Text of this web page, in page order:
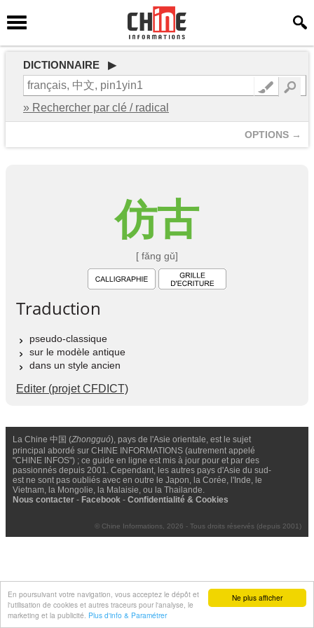
Ne plus afficher
En poursuivant votre navigation, vous acceptez le dépôt et
l'utilisation de cookies et autres traceurs pour l'analyse, le
marketing et la publicité. Plus d'info & Paramétrer
DICTIONNAIRE ▶
» Rechercher par clé / radical
OPTIONS →
仿古
[ fǎng gǔ]
Traduction
pseudo-classique
sur le modèle antique
dans un style ancien
Editer (projet CFDICT)
La Chine 中国 (Zhongguó), pays de l'Asie orientale, est le sujet
principal abordé sur CHINE INFORMATIONS (autrement appelé
"CHINE INFOS") ; ce guide en ligne est mis à jour pour et par des
passionnés depuis 2001. Cependant, les autres pays d'Asie du sud-
est ne sont pas oubliés avec en outre le Japon, la Corée, l'Inde, le
Vietnam, la Mongolie, la Malaisie, ou la Thailande.
Nous contacter - Facebook - Confidentialité & Cookies
© Chine Informations, 2026 - Tous droits réservés (depuis 2001)